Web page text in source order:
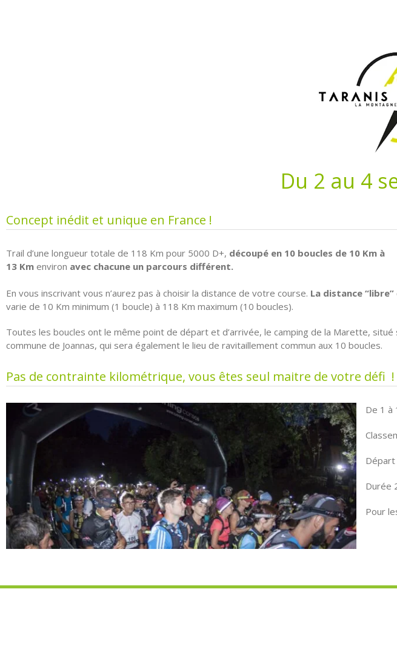
Du 2 au 4
Concept inédit et unique en France !
Trail d’une longueur totale de 118 Km pour 5000 D+, découpé en 10 boucles de 10 Km à
13 Kmenviron avec chacune un parcours différent.
En vous inscrivant vous n’aurez pas à choisir la distance de votre course. La distance “libre”
varie de 10 Km minimum (1 boucle) à 118 Km maximum (10 boucles).
Toutes les boucles ont le même point de départ et d’arrivée, le camping de la Marette, situé
commune de Joannas, qui sera également le lieu de ravitaillement commun aux 10 boucles.
Pas de contrainte kilométrique, vous êtes seul maitre de votre défi !
De 1 à
Départ
Durée
Pour